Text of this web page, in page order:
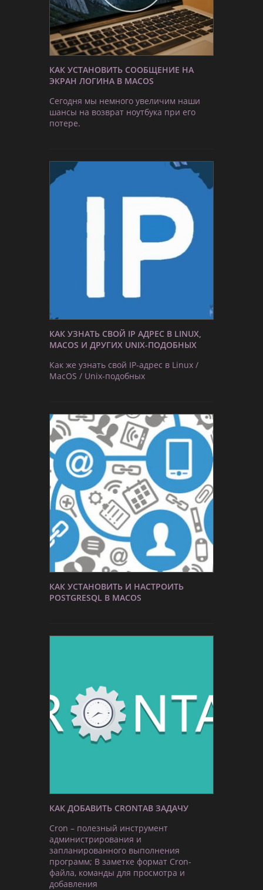
КАК УСТАНОВИТЬ СООБЩЕНИЕ НА
ЭКРАН ЛОГИНА В MACOS
Сегодня мы немного увеличим наши
шансы на возврат ноутбука при его
потере.
КАК УЗНАТЬ СВОЙ IP АДРЕС В LINUX,
MACOS И ДРУГИХ UNIX-ПОДОБНЫХ
Как же узнать свой IP-адрес в Linux /
MacOS / Unix-подобных
КАК УСТАНОВИТЬ И НАСТРОИТЬ
POSTGRESQL В MACOS
КАК ДОБАВИТЬ CRONTAB ЗАДАЧУ
Cron – полезный инструмент
администрирования и
запланированного выполнения
программ; В заметке формат Cron-
файла, команды для просмотра и
добавления